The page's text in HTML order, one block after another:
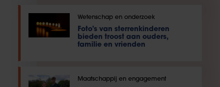
Wetenschap en onderzoek
Foto's van sterrenkinderen
bieden troost aan ouders,
familie en vrienden
Maatschappij en engagement